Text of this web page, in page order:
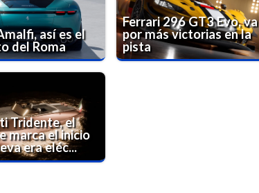
así es el
del Roma
Ferrari 296 GT3 Evo, va
por más victorias en la
pista
Tridente, el
marca el inicio
era eléc...